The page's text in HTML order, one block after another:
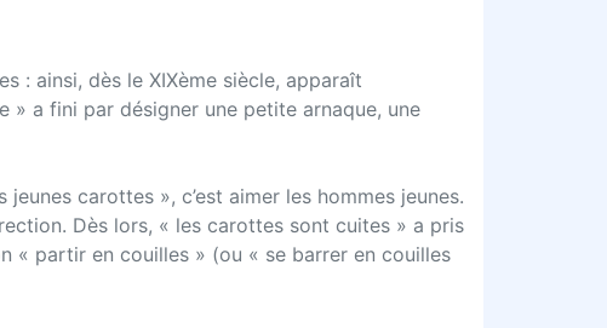
: ainsi, dès le XIXème siècle, apparaît
» a fini par désigner une petite arnaque, une
carottes », c’est aimer les hommes jeunes.
Dès lors, « les carottes sont cuites » a pris
« partir en couilles » (ou « se barrer en couilles